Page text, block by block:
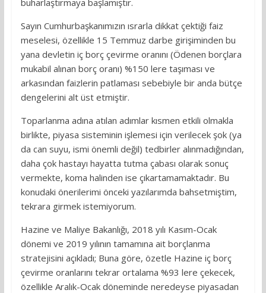
buharlaştırmaya başlamıştır.
Sayın Cumhurbaşkanımızın ısrarla dikkat çektiği faiz
meselesi, özellikle 15 Temmuz darbe girişiminden bu
yana devletin iç borç çevirme oranını (Ödenen borçlara
mukabil alınan borç oranı) %150 lere taşıması ve
arkasından faizlerin patlaması sebebiyle bir anda bütçe
dengelerini alt üst etmiştir.
Toparlanma adına atılan adımlar kısmen etkili olmakla
birlikte, piyasa sisteminin işlemesi için verilecek şok (ya
da can suyu, ismi önemli değil) tedbirler alınmadığından,
daha çok hastayı hayatta tutma çabası olarak sonuç
vermekte, koma halinden ise çıkartamamaktadır. Bu
konudaki önerilerimi önceki yazılarımda bahsetmiştim,
tekrara girmek istemiyorum.
Hazine ve Maliye Bakanlığı, 2018 yılı Kasım-Ocak
dönemi ve 2019 yılının tamamına ait borçlanma
stratejisini açıkladı; Buna göre, özetle Hazine iç borç
çevirme oranlarını tekrar ortalama %93 lere çekecek,
özellikle Aralık-Ocak döneminde neredeyse piyasadan